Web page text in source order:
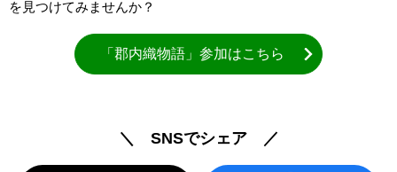
を見つけてみませんか？
「郡内織物語」参加はこちら
＼ SNSでシェア ／